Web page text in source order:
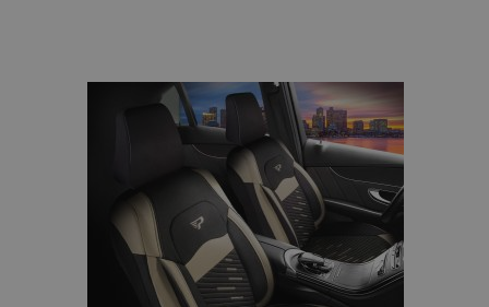
aan
verlanglijst